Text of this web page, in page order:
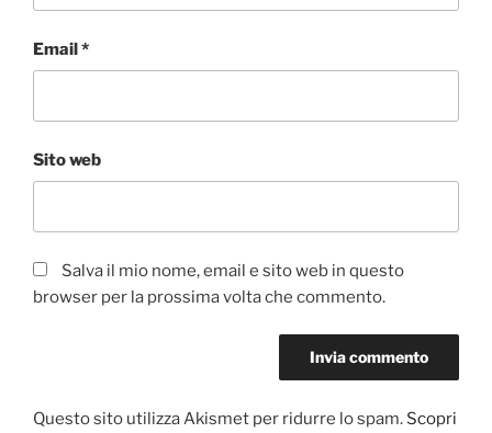
Email*
Sito web
Salva il mio nome, email e sito web in questo
browser per la prossima volta che commento.
Questo sito utilizza Akismet per ridurre lo spam. Scopri